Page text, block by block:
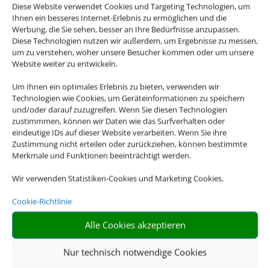
Diese Website verwendet Cookies und Targeting Technologien, um
Ihnen ein besseres Internet-Erlebnis zu ermöglichen und die
Werbung, die Sie sehen, besser an Ihre Bedürfnisse anzupassen.
Diese Technologien nutzen wir außerdem, um Ergebnisse zu messen,
um zu verstehen, woher unsere Besucher kommen oder um unsere
Website weiter zu entwickeln.
Um Ihnen ein optimales Erlebnis zu bieten, verwenden wir
Technologien wie Cookies, um Geräteinformationen zu speichern
und/oder darauf zuzugreifen. Wenn Sie diesen Technologien
zustimmmen, können wir Daten wie das Surfverhalten oder
eindeutige IDs auf dieser Website verarbeiten. Wenn Sie ihre
Zustimmung nicht erteilen oder zurückziehen, können bestimmte
Merkmale und Funktionen beeinträchtigt werden.
Wir verwenden Statistiken-Cookies und Marketing Cookies.
Cookie-Richtlinie
Alle Cookies akzeptieren
Nur technisch notwendige Cookies